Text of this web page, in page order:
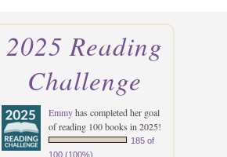
2025 Reading
Challenge
Emmyhas completed her goal
of reading 100 books in 2025!
185 of
100 (100%)